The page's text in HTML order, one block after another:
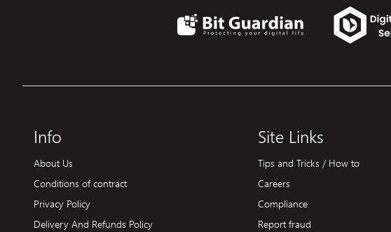
Info
About Us
Conditions of contract
Privacy Policy
Delivery And Refunds Policy
Site Links
Tips and Tricks / How to
Careers
Compliance
Report fraud